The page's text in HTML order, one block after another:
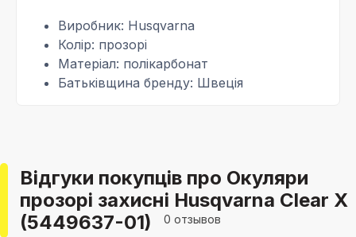
Виробник: Husqvarna
Колір: прозорі
Матеріал: полікарбонат
Батьківщина бренду: Швеція
Відгуки покупців про Окуляри
прозорі захисні Husqvarna Clear X
(5449637-01)
0 отзывов